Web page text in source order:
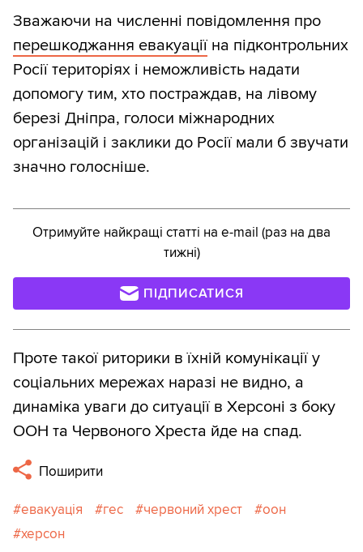
Зважаючи на численні повідомлення про
перешкоджання евакуаціїна підконтрольних
Росії територіях і неможливість надати
допомогу тим, хто постраждав, на лівому
березі Дніпра, голоси міжнародних
організацій і заклики до Росії мали б звучати
значно голосніше.
Отримуйте найкращі статті на e-mail (раз на два
тижні)
ПІДПИСАТИСЯ
Проте такої риторики в їхній комунікації у
соціальних мережах наразі не видно, а
динаміка уваги до ситуації в Херсоні з боку
ООН та Червоного Хреста йде на спад.
Поширити
евакуація гес червоний хрест
оон
херсон